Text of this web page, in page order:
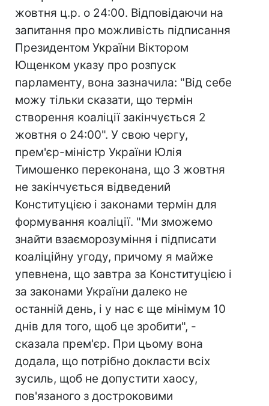
жовтня ц.р. о 24:00. Відповідаючи на
запитання про можливість підписання
Президентом України Віктором
Ющенком указу про розпуск
парламенту, вона зазначила: "Від себе
можу тільки сказати, що термін
створення коаліції закінчується 2
жовтня о 24:00". У свою чергу,
прем'єр-міністр України Юлія
Тимошенко переконана, що 3 жовтня
не закінчується відведений
Конституцією і законами термін для
формування коаліції. "Ми зможемо
знайти взаєморозуміння і підписати
коаліційну угоду, причому я майже
упевнена, що завтра за Конституцією і
за законами України далеко не
останній день, і у нас є ще мінімум 10
днів для того, щоб це зробити", -
сказала прем'єр. При цьому вона
додала, що потрібно докласти всіх
зусиль, щоб не допустити хаосу,
пов'язаного з достроковими